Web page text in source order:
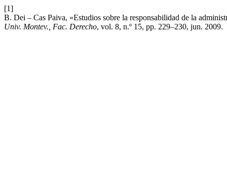
[1]
B. Dei – Cas Paiva, «Estudios sobre la responsabilidad de la
Univ. Montev., Fac. Derecho, vol. 8, n.º 15, pp. 229–230, jun. 2009.